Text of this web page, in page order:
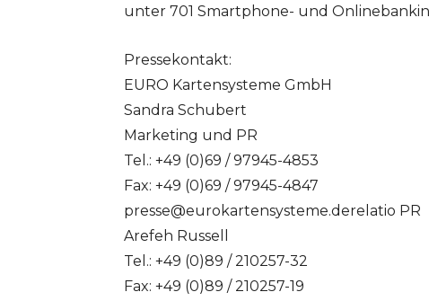
unter 701 Smartphone- und
Pressekontakt:
EURO Kartensysteme GmbH
Sandra Schubert
Marketing und PR
Tel.: +49 (0)69 / 97945-4853
Fax: +49 (0)69 / 97945-4847
presse@eurokartensysteme.derelatio PR
Arefeh Russell
Tel.: +49 (0)89 / 210257-32
Fax: +49 (0)89 / 210257-19